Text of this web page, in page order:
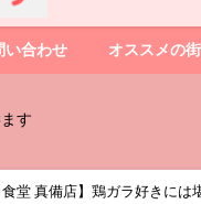
い合わせ オススメの
す
堂 真備店】鶏ガラ好きには